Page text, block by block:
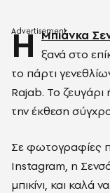
Η Μπιάνκα
ξανά στο
το πάρτι
Rajab. Το ζευγάρι
την έκθεση
Σε φωτογραφίες
Instagram, η
μπικίνι, και καλά